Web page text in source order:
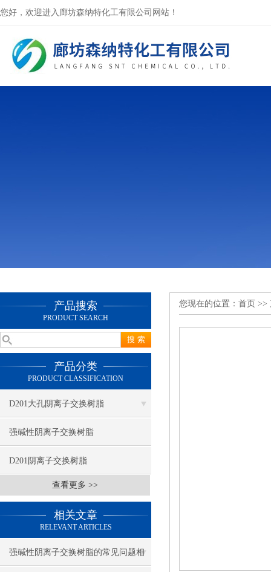
您好，欢迎进入廊坊森纳特化工有限公司网站！
产品搜索
PRODUCT SEARCH
产品分类
PRODUCT CLASSIFICATION
D201大孔阴离子交换树脂
强碱性阴离子交换树脂
D201阴离子交换树脂
查看更多 >>
相关文章
RELEVANT ARTICLES
强碱性阴离子交换树脂的常见问题相
您现在的位置： 首页 >>